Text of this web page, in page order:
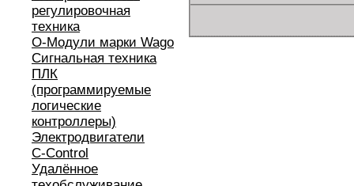
регулировочная
техника
O-Модули марки Wago
Сигнальная техника
ПЛК
(программируемые
логические
контроллеры)
Электродвигатели
C-Control
Удалённое